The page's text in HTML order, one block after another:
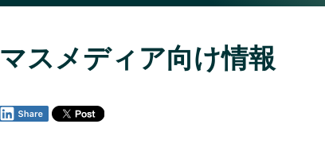
マスメディア向け情報